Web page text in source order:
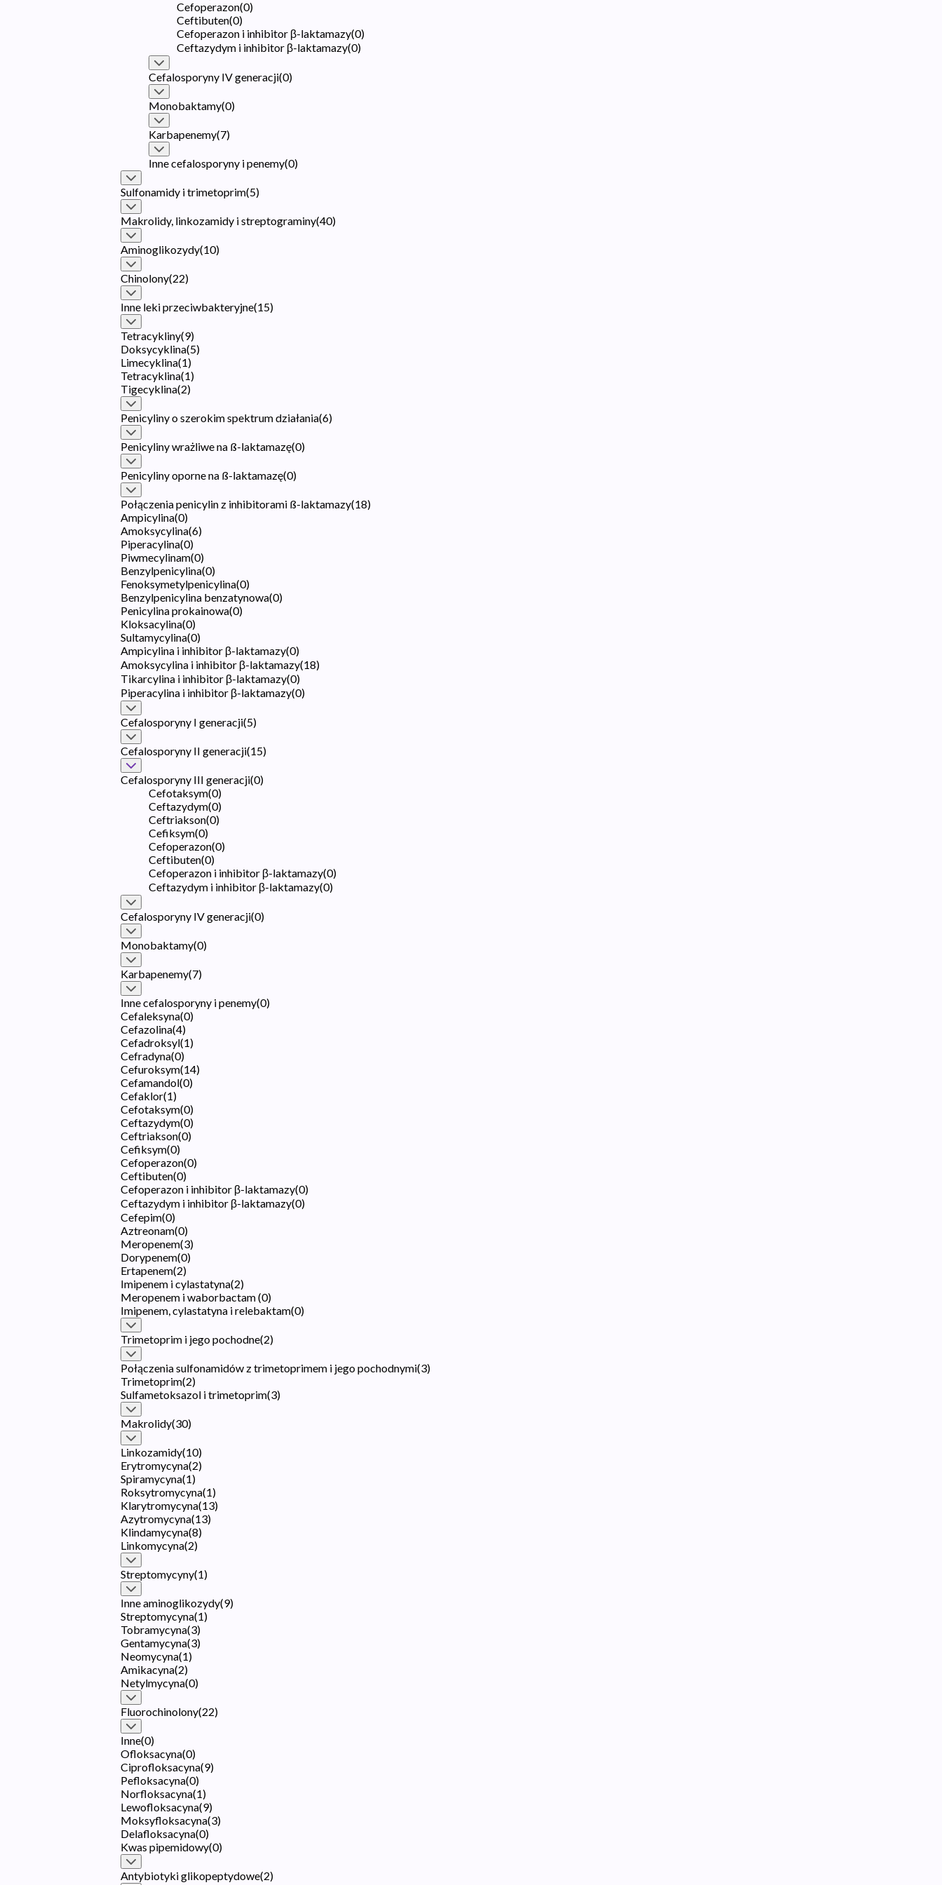
Cefoperazon(0)
Ceftibuten(0)
Cefoperazon i inhibitor β-laktamazy(0)
Ceftazydym i inhibitor β-laktamazy(0)
Cefalosporyny IV generacji(0)
Monobaktamy(0)
Karbapenemy(7)
Inne cefalosporyny i penemy(0)
Sulfonamidy i trimetoprim(5)
Makrolidy, linkozamidy i streptograminy(40)
Aminoglikozydy(10)
Chinolony(22)
Inne leki przeciwbakteryjne(15)
Tetracykliny(9)
Doksycyklina(5)
Limecyklina(1)
Tetracyklina(1)
Tigecyklina(2)
Penicyliny o szerokim spektrum działania(6)
Penicyliny wrażliwe na ß-laktamazę(0)
Penicyliny oporne na ß-laktamazę(0)
Połączenia penicylin z inhibitorami ß-laktamazy(18)
Ampicylina(0)
Amoksycylina(6)
Piperacylina(0)
Piwmecylinam(0)
Benzylpenicylina(0)
Fenoksymetylpenicylina(0)
Benzylpenicylina benzatynowa(0)
Penicylina prokainowa(0)
Kloksacylina(0)
Sultamycylina(0)
Ampicylina i inhibitor β-laktamazy(0)
Amoksycylina i inhibitor β-laktamazy(18)
Tikarcylina i inhibitor β-laktamazy(0)
Piperacylina i inhibitor β-laktamazy(0)
Cefalosporyny I generacji(5)
Cefalosporyny II generacji(15)
Cefalosporyny III generacji(0)
Cefotaksym(0)
Ceftazydym(0)
Ceftriakson(0)
Cefiksym(0)
Cefoperazon(0)
Ceftibuten(0)
Cefoperazon i inhibitor β-laktamazy(0)
Ceftazydym i inhibitor β-laktamazy(0)
Cefalosporyny IV generacji(0)
Monobaktamy(0)
Karbapenemy(7)
Inne cefalosporyny i penemy(0)
Cefaleksyna(0)
Cefazolina(4)
Cefadroksyl(1)
Cefradyna(0)
Cefuroksym(14)
Cefamandol(0)
Cefaklor(1)
Cefotaksym(0)
Ceftazydym(0)
Ceftriakson(0)
Cefiksym(0)
Cefoperazon(0)
Ceftibuten(0)
Cefoperazon i inhibitor β-laktamazy(0)
Ceftazydym i inhibitor β-laktamazy(0)
Cefepim(0)
Aztreonam(0)
Meropenem(3)
Dorypenem(0)
Ertapenem(2)
Imipenem i cylastatyna(2)
Meropenem i waborbactam(0)
Imipenem, cylastatyna i relebaktam(0)
Trimetoprim i jego pochodne(2)
Połączenia sulfonamidów z trimetoprimem i jego pochodnymi(3)
Trimetoprim(2)
Sulfametoksazol i trimetoprim(3)
Makrolidy(30)
Linkozamidy(10)
Erytromycyna(2)
Spiramycyna(1)
Roksytromycyna(1)
Klarytromycyna(13)
Azytromycyna(13)
Klindamycyna(8)
Linkomycyna(2)
Streptomycyny(1)
Inne aminoglikozydy(9)
Streptomycyna(1)
Tobramycyna(3)
Gentamycyna(3)
Neomycyna(1)
Amikacyna(2)
Netylmycyna(0)
Fluorochinolony(22)
Inne(0)
Ofloksacyna(0)
Ciprofloksacyna(9)
Pefloksacyna(0)
Norfloksacyna(1)
Lewofloksacyna(9)
Moksyfloksacyna(3)
Delafloksacyna(0)
Kwas pipemidowy(0)
Antybiotyki glikopeptydowe(2)